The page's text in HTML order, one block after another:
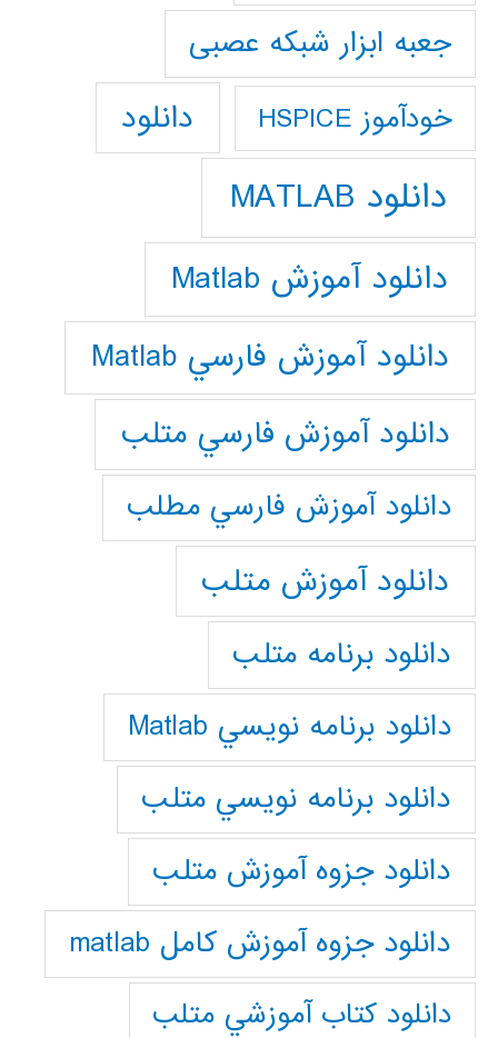
جعبه ابزار شبکه عصبی
خودآموز HSPICE دانلود
دانلود MATLAB
دانلود آموزش Matlab
دانلود آموزش فارسي Matlab
دانلود آموزش فارسي متلب
دانلود آموزش فارسي مطلب
دانلود آموزش متلب
دانلود برنامه متلب
دانلود برنامه نويسي Matlab
دانلود برنامه نويسي متلب
دانلود جزوه آموزش متلب
دانلود جزوه آموزش کامل matlab
دانلود كتاب آموزشي متلب